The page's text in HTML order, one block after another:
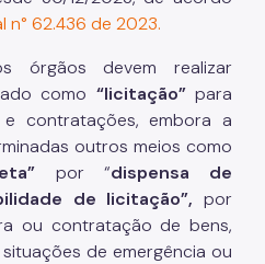
n° 62.436 de 2023.
órgãos devem realizar
como “licitação”para
contratações, embora a
outros meios como
por “dispensa de
de licitação”, por
ou contratação de bens,
de emergência ou